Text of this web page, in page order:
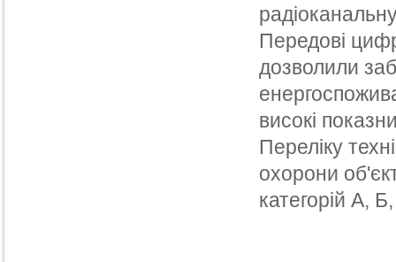
Передові
дозволили
високі
Переліку
охорони
категорій А,